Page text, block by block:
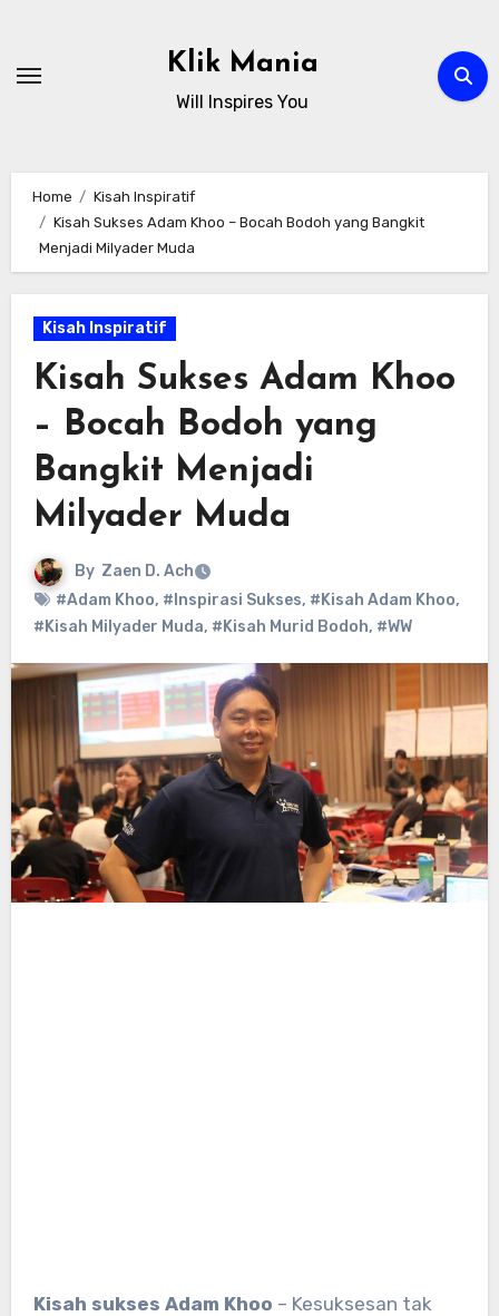
content
Klik Mania
Will Inspires You
Home
Kisah Inspiratif
Kisah Sukses Adam Khoo – Bocah Bodoh yang Bangkit
Menjadi Milyader Muda
Kisah Inspiratif
Kisah Sukses Adam Khoo
– Bocah Bodoh yang
Bangkit Menjadi
Milyader Muda
By Zaen D. Ach
#Adam Khoo, #Inspirasi Sukses, #Kisah Adam Khoo,
#Kisah Milyader Muda, #Kisah Murid Bodoh, #WW
Kisah sukses Adam Khoo – Kesuksesan tak